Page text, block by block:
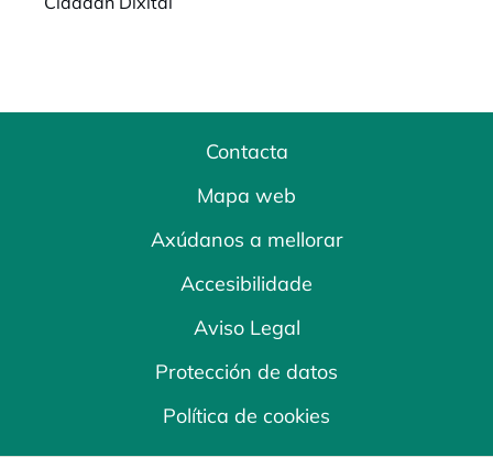
Contacta
Mapa web
Axúdanos a mellorar
Accesibilidade
Aviso Legal
Protección de datos
Política de cookies